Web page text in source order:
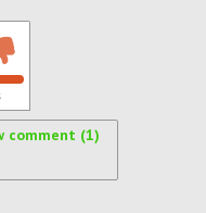
comment (1)